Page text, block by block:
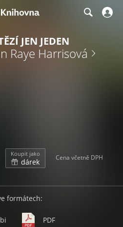
JEN JEDEN
Raye Harrisová
Koupit jako
dárek Cena včetně DPH
formátech:
PDF